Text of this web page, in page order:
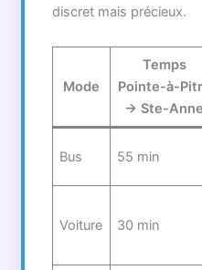
discret mais précieux.
Mode
Temps
Pointe-à-
→ Ste-Anne
Bus 55 min
Voiture 30 min